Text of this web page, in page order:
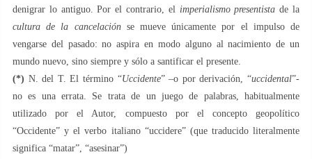
denigrar lo antiguo. Por el contrario, el imperialismo presentista de la
cultura de la cancelaciónse mueve únicamente por el impulso de
vengarse del pasado: no aspira en modo alguno al nacimiento de un
mundo nuevo, sino siempre y sólo a santificar el presente.
(*) N. del T. El término “Uccidente” –o por derivación, “uccidental”-
no es una errata. Se trata de un juego de palabras, habitualmente
utilizado por el Autor, compuesto por el concepto geopolítico
“Occidente” y el verbo italiano “uccidere” (que traducido literalmente
significa “matar”, “asesinar”)